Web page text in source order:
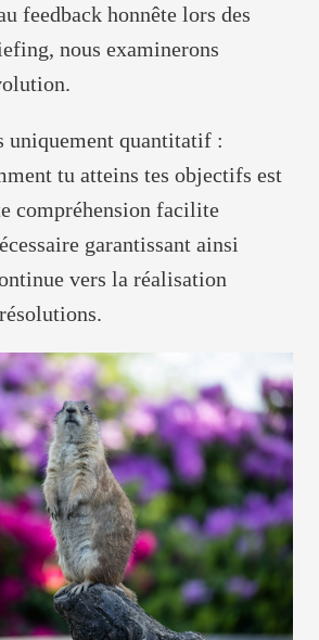
feedback honnête lors des
nous examinerons
uniquement quantitatif :
tu atteins tes objectifs est
compréhension facilite
garantissant ainsi
vers la réalisation